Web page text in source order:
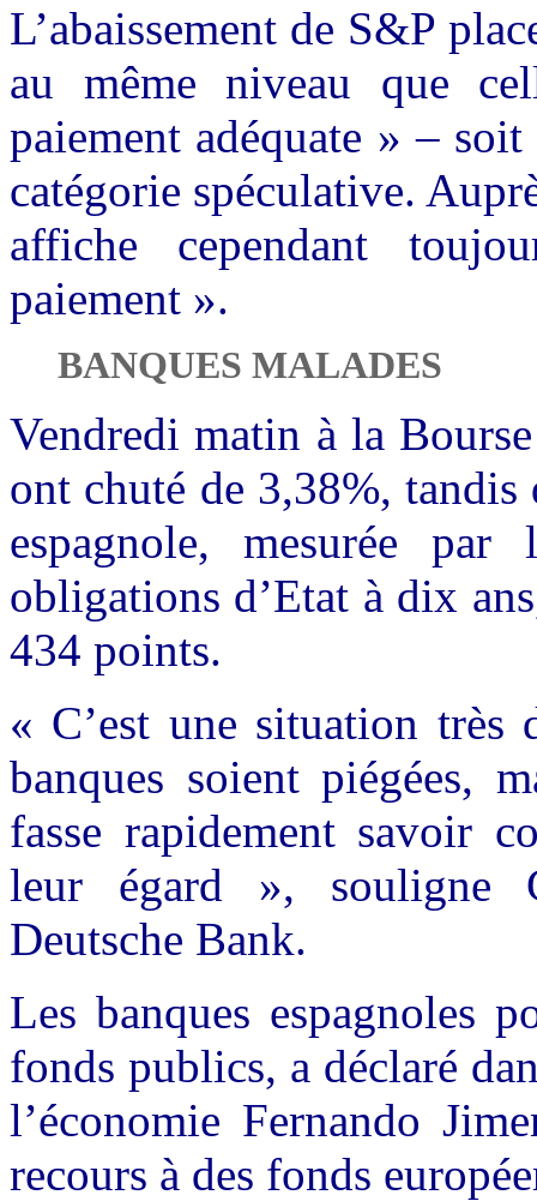
L’abaissement de S&P
au même niveau que
paiement adéquate » –
catégorie spéculative.
affiche cependant
paiement ».
BANQUES MALADES
Vendredi matin à la
ont chuté de 3,38%,
espagnole, mesurée
obligations d’Etat à dix
434 points.
« C’est une situation très
banques soient piégées,
fasse rapidement savoir
leur égard », souligne
Deutsche Bank.
Les banques espagnoles
fonds publics, a déclaré
l’économie Fernando
recours à des fonds